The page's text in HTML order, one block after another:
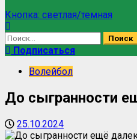
Кнопка: светлая/темная
Подписаться
Волейбол
До сыгранности
25.10.2024